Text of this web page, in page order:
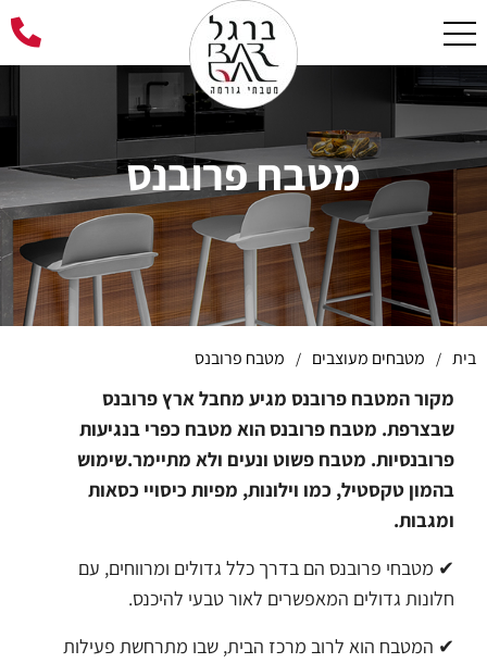
מטבח פרובנס
בית / מטבחים מעוצבים / מטבח פרובנס
מקור המטבח פרובנס מגיע מחבל ארץ פרובנס
שבצרפת. מטבח פרובנס הוא מטבח כפרי בנגיעות
פרובנסיות. מטבח פשוט ונעים ולא מתיימר.שימוש
בהמון טקסטיל, כמו וילונות, מפיות כיסויי כסאות
ומגבות.
✔ מטבחי פרובנס הם בדרך כלל גדולים ומרווחים, עם
חלונות גדולים המאפשרים לאור טבעי להיכנס.
✔ המטבח הוא לרוב מרכז הבית, שבו מתרחשת פעילות